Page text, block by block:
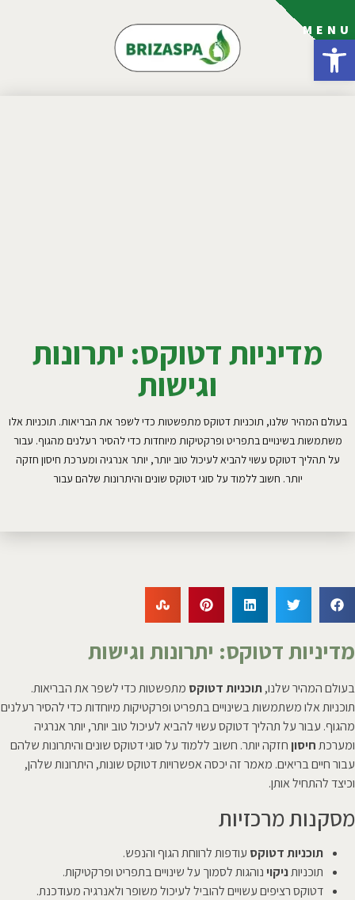
פתח סרגל נגישות
MENU
מדיניות דטוקס: יתרונות
וגישות
בעולם המהיר שלנו, תוכניות דטוקס מתפשטות כדי לשפר את הבריאות. תוכניות אלו
משתמשות בשינויים בתפריט ופרקטיקות מיוחדות כדי להסיר רעלנים מהגוף. עבור
על תהליך דטוקס עשוי להביא לעיכול טוב יותר, יותר אנרגיה ומערכת חיסון חזקה
יותר. חשוב ללמוד על סוגי דטוקס שונים והיתרונות שלהם עבור
מדיניות דטוקס: יתרונות וגישות
בעולם המהיר שלנו,תוכניות דטוקס מתפשטות כדי לשפר את הבריאות.
תוכניות אלו משתמשות בשינויים בתפריט ופרקטיקות מיוחדות כדי להסיר רעלנים
מהגוף. עבור על תהליך דטוקס עשוי להביא לעיכול טוב יותר, יותר אנרגיה
ומערכתחיסון חזקה יותר. חשוב ללמוד על סוגי דטוקס שונים והיתרונות שלהם
עבור חיים בריאים. מאמר זה יכסה אפשרויות דטוקס שונות, היתרונות שלהן,
וכיצד להתחיל אותן.
מסקנות מרכזיות
תוכניות דטוקס עודפות לרווחת הגוף והנפש.
תוכניותניקוי נוהגות לסמוך על שינויים בתפריט ופרקטיקות.
דטוקס רציפים עשויים להוביל לעיכול משופר ולאנרגיה מעודכנת.